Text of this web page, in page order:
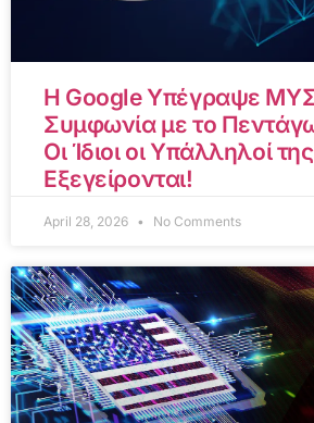
Η Google Υπέγραψε
Συμφωνία με το
Οι Ίδιοι οι Υπάλληλοί της
Εξεγείρονται!
April 28, 2026 No Comments